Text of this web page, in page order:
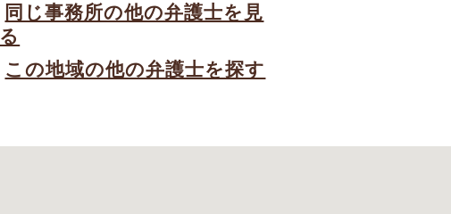
同じ事務所の他の弁護士を見
る
この地域の他の弁護士を探す